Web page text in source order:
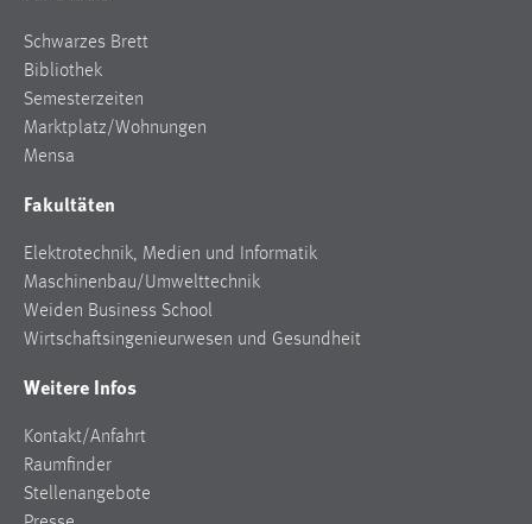
Schwarzes Brett
Bibliothek
Semesterzeiten
Marktplatz/Wohnungen
Mensa
Fakultäten
Elektrotechnik, Medien und Informatik
Maschinenbau/Umwelttechnik
Weiden Business School
Wirtschaftsingenieurwesen und Gesundheit
Weitere Infos
Kontakt/Anfahrt
Raumfinder
Stellenangebote